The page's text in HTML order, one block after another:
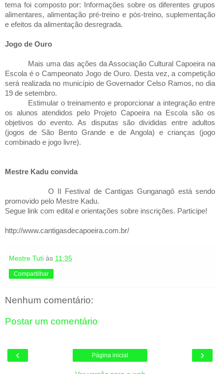
tema foi composto por: Informações sobre os diferentes grupos
alimentares, alimentação pré-treino e pós-treino, suplementação
e efeitos da alimentação desregrada.
Jogo de Ouro
Mais uma das ações da Associação Cultural Capoeira na
Escola é o Campeonato Jogo de Ouro. Desta vez, a competição
será realizada no município de Governador Celso Ramos, no dia
19 de setembro.
Estimular o treinamento e proporcionar a integração entre
os alunos atendidos pelo Projeto Capoeira na Escola são os
objetivos do evento. As disputas são divididas entre adultos
(jogos de São Bento Grande e de Angola) e crianças (jogo
combinado e jogo livre).
Mestre Kadu convida
O II Festival de Cantigas Gunganagô está sendo
promovido pelo Mestre Kadu.
Segue link com edital e orientações sobre inscrições. Participe!
http://www.cantigasdecapoeira.com.br/
Mestre Tuti às 11:35
Compartilhar
Nenhum comentário:
Postar um comentário
‹ ›
Página inicial